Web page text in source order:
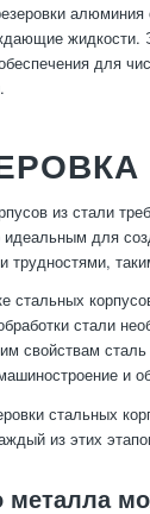
алюминия
жидкости.
для
из стали
идеальным для
трудностями,
стальных
стали
свойствам
и
стальных
из этих
металла